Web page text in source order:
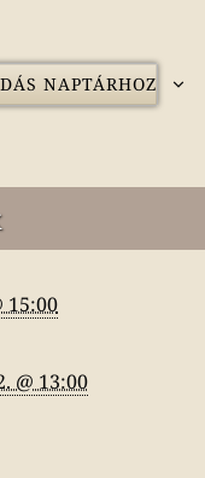
NAPTÁRHOZ
15:00
@ 13:00